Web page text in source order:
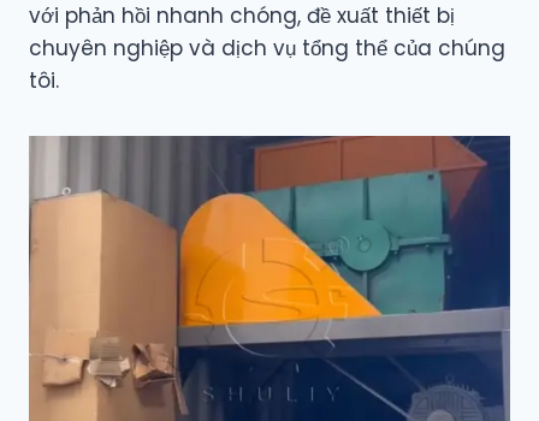
với phản hồi nhanh chóng, đề xuất thiết bị
chuyên nghiệp và dịch vụ tổng thể của chúng
tôi.